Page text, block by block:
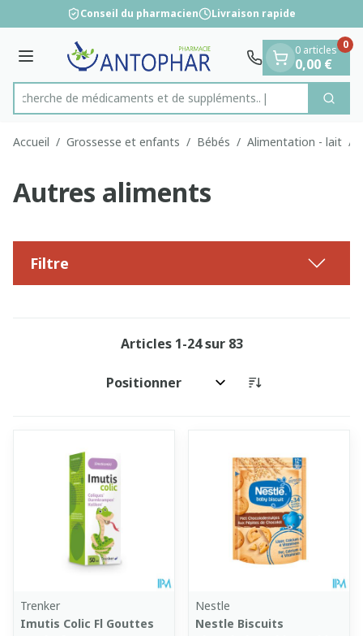
Aller au contenu
1 de 1
Conseil du pharmacien Livraison rapide
Menu
Rechercher
Recherche de médicament
0 articles
0,00 €
0
Accueil / Grossesse et enfants / Bébés / Alimentation - lait /
Autres aliments
Filtre
Articles 1-24sur 83
Trier par:
Trenker
Imutis Colic Fl Gouttes
Nestle
Nestle Biscuits